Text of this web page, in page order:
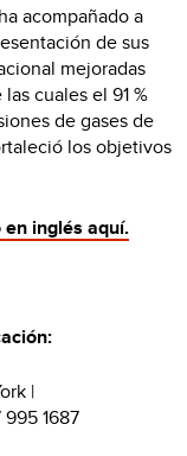
acompañado a
de sus
mejoradas
cuales el 91 %
de gases de
los objetivos
inglés aquí.
|
995 1687